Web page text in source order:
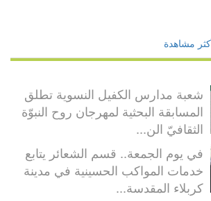
مشاهدة
شعبة مدارس الكفيل النسوية تطلق
المسابقة البحثية لمهرجان روح النبوّة
الثقافيّ الن...
في يوم الجمعة.. قسم الشعائر يتابع
خدمات المواكب الحسينية في مدينة
كربلاء المقدسة...